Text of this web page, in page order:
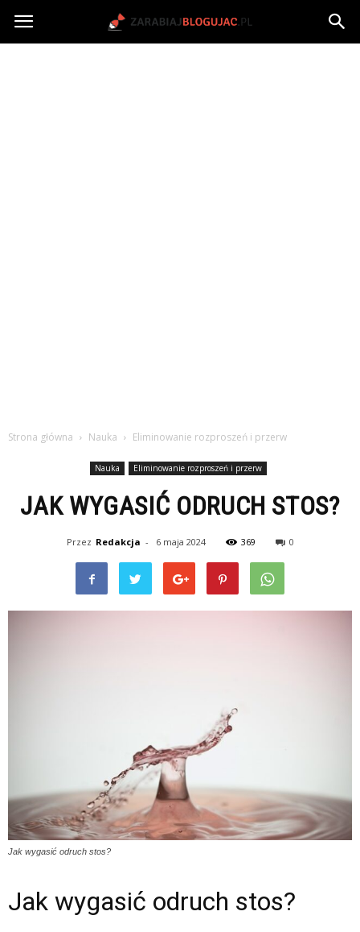
Jak
Strona główna Nauka Eliminowanie rozproszeń i przerw
Nauka Eliminowanie rozproszeń i przerw
JAK WYGASIĆ ODRUCH STOS?
Przez Redakcja - 6 maja 2024 369 0
Jak wygasić odruch stos?
Jak wygasić odruch stos?